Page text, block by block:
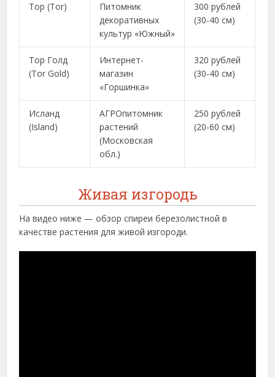
Тор (Tor)
Питомник
декоративных
культур «Южный»
300 рублей
(30-40 см)
Тор Голд
(Tor Gold)
Интернет-
магазин
«Горшинка»
320 рублей
(30-40 см)
Исланд
(Island)
АГРОпитомник
растений
(Московская
обл.)
250 рублей
(20-60 см)
Живая изгородь
На видео ниже — обзор спиреи березолистной в
качестве растения для живой изгороди.